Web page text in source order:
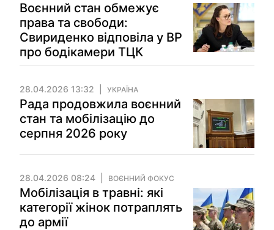
Воєнний стан обмежує
права та свободи:
Свириденко відповіла у ВР
про бодікамери ТЦК
28.04.2026 13:32 УКРАЇНА
Рада продовжила воєнний
стан та мобілізацію до
серпня 2026 року
28.04.2026 08:24 ВОЄННИЙ ФОКУС
Мобілізація в травні: які
категорії жінок потраплять
до армії